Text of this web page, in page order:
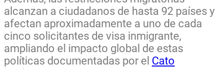
alcanzan a ciudadanos de hasta 92 países y
afectan aproximadamente a uno de cada
cinco solicitantes de visa inmigrante,
ampliando el impacto global de estas
políticas documentadas por el Cato